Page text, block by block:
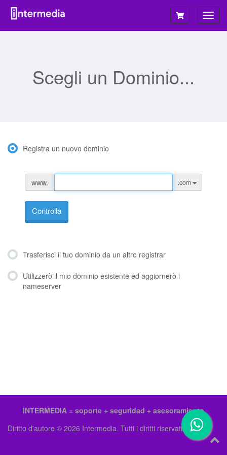
Scegli un Dominio...
Registra un nuovo dominio
www. .com
Controlla
Trasferisci il tuo dominio da un altro registrar
Utilizzerò il mio dominio esistente ed aggiornerò i
nameserver
INTERMEDIA = soporte + seguridad + asesoramiento
Diritto d'autore © 2026 Intermedia. Tutti i diritti riservati.